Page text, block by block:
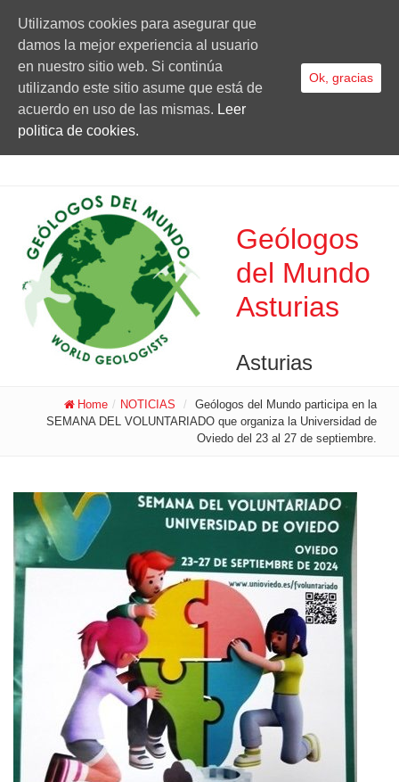
Geólogos
del Mundo
Asturias
Asturias
Home / NOTICIAS /
Geólogos del Mundo participa en la
SEMANA DEL VOLUNTARIADO que organiza la Universidad de
Oviedo del 23 al 27 de septiembre.
Utilizamos cookies para asegurar que
damos la mejor experiencia al usuario
en nuestro sitio web. Si continúa
utilizando este sitio asume que está de
acuerdo en uso de las mismas. Leer
politica de cookies.
Ok, gracias